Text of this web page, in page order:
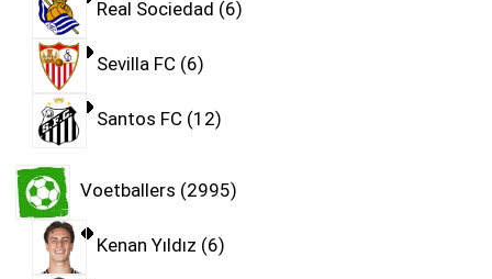
Real Sociedad 6
Sevilla FC 6
Santos FC 12
Voetballers 2995
Kenan Yıldız 6